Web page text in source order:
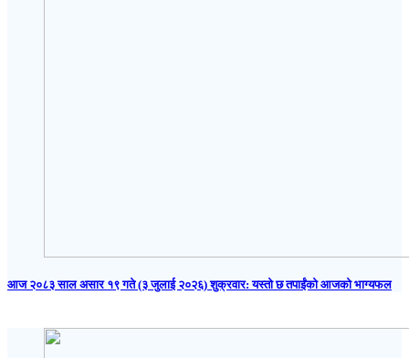
आज २०८३ साल असार १९ गते (३ जुलाई २०२६) शुक्रवार: यस्तो छ तपाईंको आजको भाग्यफल